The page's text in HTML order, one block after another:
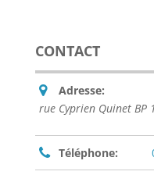
CONTACT
Adresse:
rue Cyprien Quinet BP
Téléphone: